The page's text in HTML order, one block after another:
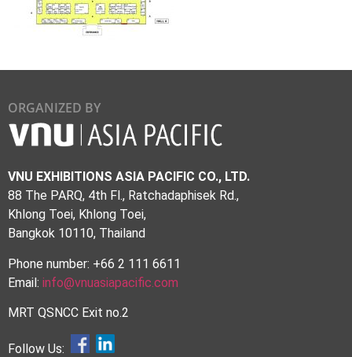
ORGANIZED BY
VNU EXHIBITIONS ASIA PACIFIC CO., LTD.
88 The PARQ, 4th Fl., Ratchadaphisek Rd.,
Khlong Toei, Khlong Toei,
Bangkok 10110, Thailand
Phone number: +66 2 111 6611
Email: info@vnuasiapacific.com
MRT QSNCC Exit no.2
Follow Us: